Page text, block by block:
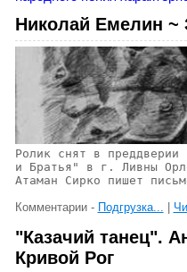
Николай Емелин ~
Ролик снят в преддверии
и Братья" в г. Ливны
Атаман Сирко пишет
Комментарии - Подгрузка...
"Казачий танец".
Кривой Рог